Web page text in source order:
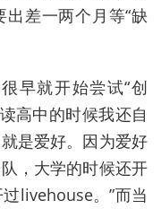
差一两个月等“缺
早就开始尝试“创
高中的时候我还自
是爱好。因为爱好
，大学的时候还开
livehouse。”而当